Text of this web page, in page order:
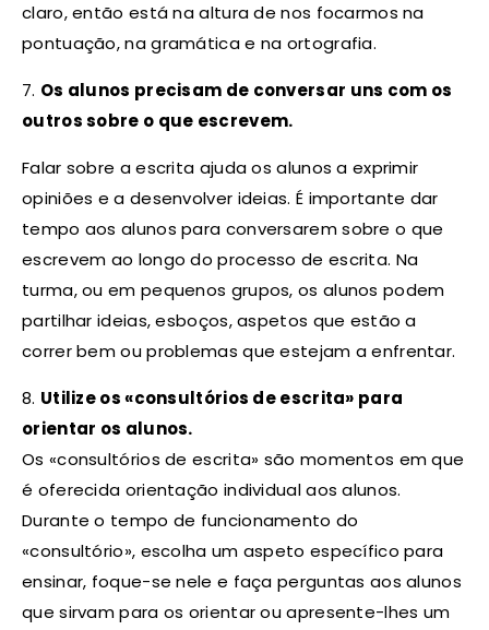
claro, então está na altura de nos focarmos na
pontuação, na gramática e na ortografia.
7. Os alunos precisam de conversar uns com os
outros sobre o que escrevem.
Falar sobre a escrita ajuda os alunos a exprimir
opiniões e a desenvolver ideias. É importante dar
tempo aos alunos para conversarem sobre o que
escrevem ao longo do processo de escrita. Na
turma, ou em pequenos grupos, os alunos podem
partilhar ideias, esboços, aspetos que estão a
correr bem ou problemas que estejam a enfrentar.
8. Utilize os «consultórios de escrita» para
orientar os alunos.
Os «consultórios de escrita» são momentos em que
é oferecida orientação individual aos alunos.
Durante o tempo de funcionamento do
«consultório», escolha um aspeto específico para
ensinar, foque-se nele e faça perguntas aos alunos
que sirvam para os orientar ou apresente-lhes um